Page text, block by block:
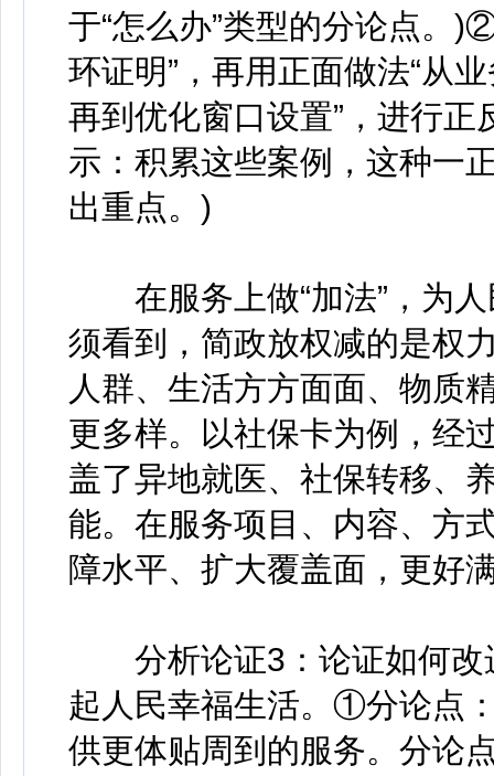
于“怎么办”类型的分论点。
环证明”，再用正面做法“从
再到优化窗口设置”，进行
示：积累这些案例，这种一
出重点。)
在服务上做“加法”，为人
须看到，简政放权减的是权
人群、生活方方面面、物质
更多样。以社保卡为例，经
盖了异地就医、社保转移、
能。在服务项目、内容、方
障水平、扩大覆盖面，更好
分析论证3：论证如何改
起人民幸福生活。①分论点
供更体贴周到的服务。分论